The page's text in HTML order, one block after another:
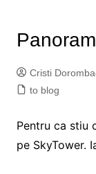
Cristi
to blog
Pentru ca stiu
pe SkyTower.